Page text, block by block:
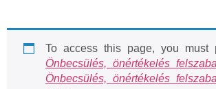
To access this page, you must
Önbecsülés, önértékelés
Önbecsülés, önértékelés